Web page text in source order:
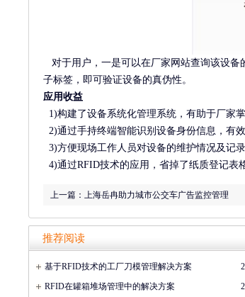
对于用户，一是可以在厂家网站查询该设备
子标签，即可验证设备的真伪性。
应用收益
1)构建了设备系统化管理系统，有助于厂家
2)通过手持终端智能识别设备身份信息，有
3)方便现场工作人员对设备的维护情况及记录
4)通过RFID技术的应用，省掉了纸质登记表
上一篇： 上海岳冉助力城市公交车广告监控管理
推荐阅读
基于RFID技术的工厂刀模管理解决方案
RFID在罐箱堆场管理中的解决方案